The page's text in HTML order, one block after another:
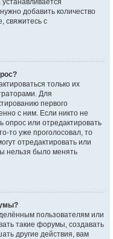
добавить количество
свяжитесь с
только их
Для
первого
с ним. Если никто не
опрос или отредактировать
то уже проголосовал, то
отредактировать или
нельзя было менять
пользователям или
такие форумы, создавать
другие действия, вам